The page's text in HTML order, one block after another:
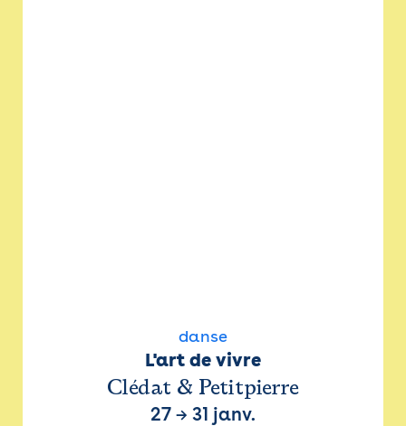
danse
L'art de vivre
Clédat & Petitpierre
27 → 31 janv.